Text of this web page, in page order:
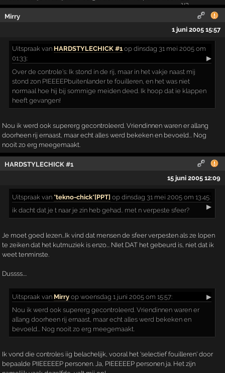
Mirry
1 juni 2005 15:57
Uitspraak van HARDSTYLECHICK #1op dinsdag 31 mei 2005 om
01:33:
▶
Over de controle's: Ik stond in de rij, maar in het vakje naast mij
stond zon PIEEEEPbuitenlander te fouilleren, en het was niet
normaal hoe hij bij sommige meiden deed. Ik hoop dat ie klappen
heeft gevangen!
Nou ik werd ook supererg gecontroleerd. Vriendinnen waren er allang
doorheen rij ernaast, maar echt alles werd bekeken en bevoeld... Nog
nooit zo erg meegemaakt.
HARDSTYLECHICK #1
15 juni 2005 12:09
Uitspraak van*tekno-chick*[PPT] op dinsdag 31 mei 2005 om 13:45:
▶
ik dacht dat je t naar je zin heb gehad.. met n verpeste sfeer?
Je moet goed lezen...Ik vind dat mensen de sfeer verpesten als ze lopen
te zeiken dat het kutmuziek is enzo... NIet DAT het gebeurd is, niet dat ik
weet tenminste.
Dussss....
Uitspraak van Mirry op woensdag 1 juni 2005 om 15:57:
▶
Nou ik werd ook supererg gecontroleerd. Vriendinnen waren er
allang doorheen rij ernaast, maar echt alles werd bekeken en
bevoeld... Nog nooit zo erg meegemaakt.
Ik vond die controles iig belachelijk, vooral het 'selectief fouilleren' door
bepaalde PIIEEEEEP personen. Ja, PIEEEEEP personen ja. Het zijn